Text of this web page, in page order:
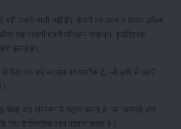
यहीं रुकने वाली नहीं हैं। कंपनी का लक्ष्य न केवल अधिक
एक स्थायी शहरी परिवहन समाधान, इलेक्ट्रिक
करना है।
के लिए एक बड़े बदलाव का प्रतीक है, जो कृषि से शहरी
खेती और परिवहन में नेतृत्व करना है, जो किसानों और
लिए दीर्घकालिक लाभ प्रदान करता है।